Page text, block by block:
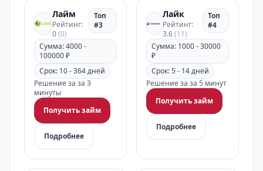
Лайм
Рейтинг:
0(0)
Топ
#3
Сумма: 4000 -
100000 ₽
Срок: 10 - 364 дней
Решение за за 3
минуты
Получить займ
Подробнее
Лайк
Рейтинг:
3.6(11)
Топ
#4
Сумма: 1000 - 30000
₽
Срок: 5 - 14 дней
Решение за за 5 минут
Получить займ
Подробнее